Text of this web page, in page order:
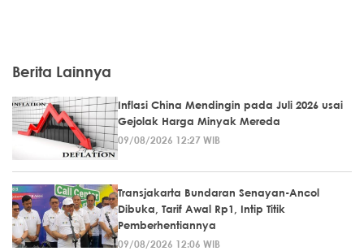
Berita Lainnya
Inflasi China Mendingin pada Juli 2026 usai
Gejolak Harga Minyak Mereda
09/08/2026 12:27 WIB
Transjakarta Bundaran Senayan-Ancol
Dibuka, Tarif Awal Rp1, Intip Titik
Pemberhentiannya
09/08/2026 12:06 WIB